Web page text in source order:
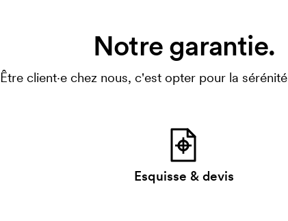
Notre garantie.
Être client·e chez nous, c'est opter pour la
Esquisse & devis